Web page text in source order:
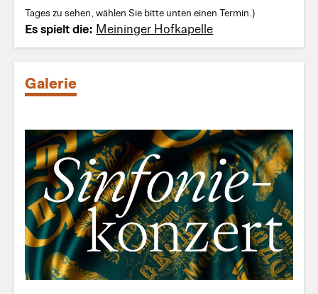
Tages zu sehen, wählen Sie bitte unten einen Termin.)
Es spielt die: Meininger Hofkapelle
Galerie